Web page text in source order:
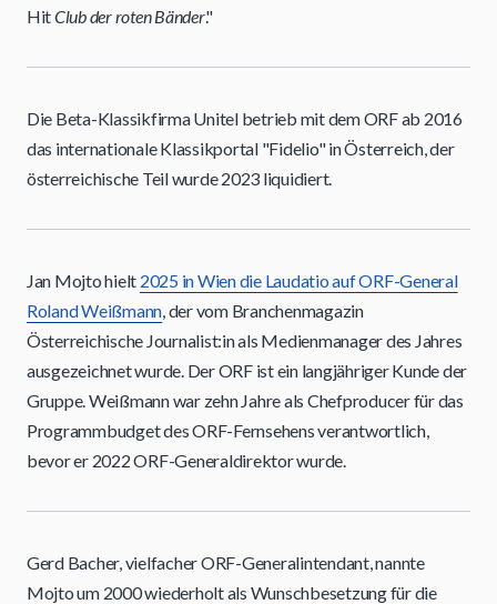
HitClub der roten Bänder."
Die Beta-Klassikfirma Unitel betrieb mit dem ORF ab 2016
das internationale Klassikportal "Fidelio" in Österreich, der
österreichische Teil wurde 2023 liquidiert.
Jan Mojto hielt 2025 in Wien die Laudatio auf ORF-General
Roland Weißmann, der vom Branchenmagazin
Österreichische Journalist:in als Medienmanager des Jahres
ausgezeichnet wurde. Der ORF ist ein langjähriger Kunde der
Gruppe. Weißmann war zehn Jahre als Chefproducer für das
Programmbudget des ORF-Fernsehens verantwortlich,
bevor er 2022 ORF-Generaldirektor wurde.
Gerd Bacher, vielfacher ORF-Generalintendant, nannte
Mojto um 2000 wiederholt als Wunschbesetzung für die